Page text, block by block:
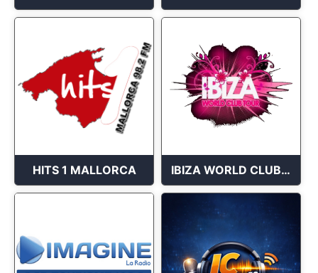
HITS 1 MALLORCA IBIZA WORLD CLUB TOUR CHANNEL